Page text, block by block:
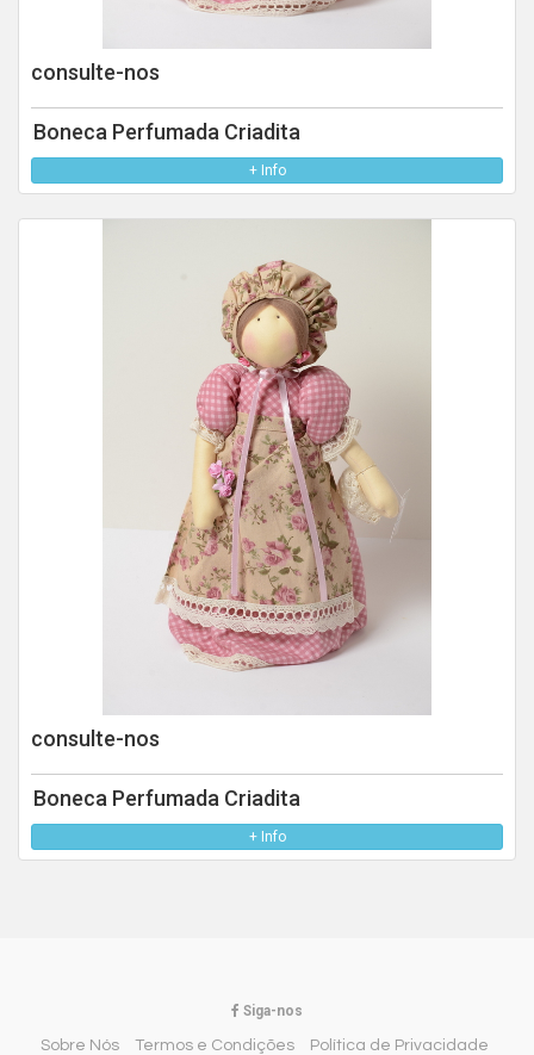
consulte-nos
Boneca Perfumada Criadita
+ Info
consulte-nos
Boneca Perfumada Criadita
+ Info
Siga-nos
Sobre Nós Termos e Condições Política de Privacidade